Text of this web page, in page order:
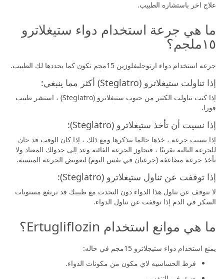
علاج اخر باستشاره الطبيب.
ما هي جرعة استخدام دواء ستيغلاترو
١٥ملجم؟
جرعه استخدام دواء ارتوجليفلوزين 15مجم تكون كما يحددها لك الطبيب.
إذا تناولت ستيغلاترو (Steglatro) أكثر مما ينبغي:
إذا كنت تناولت الكثير من حبوب ستيغلاترو (Steglatro) ، استشر طبيب
فورا.
إذا نسيت أن تأخذ ستيغلاترو (Steglatro):
إذا نسيت جرعة ، خذها حالما تتذكرها ومع ذلك ، إذا كان الوقت قد حان
للجرعة التالية تقريبًا ، فتجاوز الجرعة الفائتة وعد إلى جدولك المعتاد ولا
تأخذ جرعة مضاعفة (جرعتان في نفس اليوم) لتعويض الجرعة المنسية.
إذا توقفت عن تناول ستيغلاترو (Steglatro):
لا تتوقف عن تناول هذا الدواء دون التحدث مع طبيبك قد ترتفع مستويات
السكر في الدم إذا توقفت عن تناول الدواء.
ما هي موانع استخدام Ertugliflozin؟
يمنع استخدام دواء ستيجلاترو 15مجم في حاله:
فرط الحساسيه لاي مكون من مكونات الدواء.